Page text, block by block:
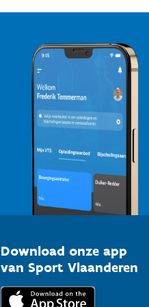
Download onze app
van Sport Vlaanderen